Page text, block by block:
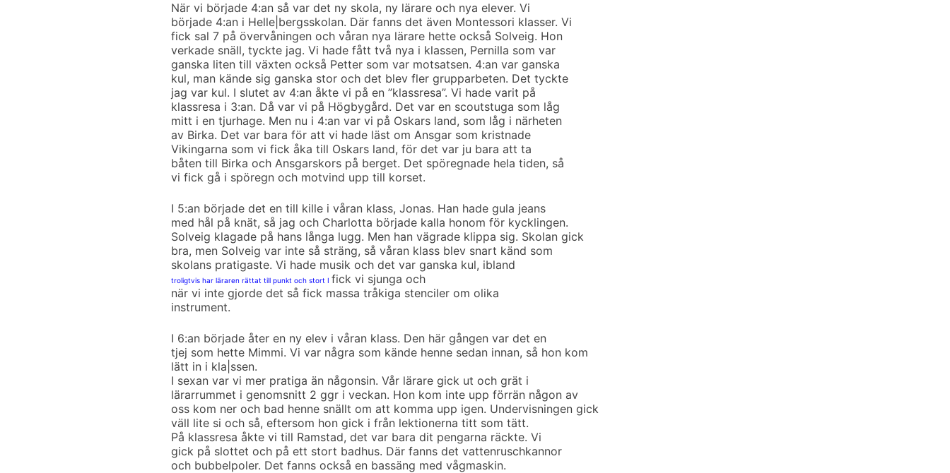
När vi började 4:an så var det ny skola, ny lärare och nya elever. Vi
började 4:an i Helle|bergsskolan. Där fanns det även Montessori klasser. Vi
fick sal 7 på övervåningen och våran nya lärare hette också Solveig. Hon
verkade snäll, tyckte jag. Vi hade fått två nya i klassen, Pernilla som var
ganska liten till växten också Petter som var motsatsen. 4:an var ganska
kul, man kände sig ganska stor och det blev fler grupparbeten. Det tyckte
jag var kul. I slutet av 4:an åkte vi på en ”klassresa”. Vi hade varit på
klassresa i 3:an. Då var vi på Högbygård. Det var en scoutstuga som låg
mitt i en tjurhage. Men nu i 4:an var vi på Oskars land, som låg i närheten
av Birka. Det var bara för att vi hade läst om Ansgar som kristnade
Vikingarna som vi fick åka till Oskars land, för det var ju bara att ta
båten till Birka och Ansgarskors på berget. Det spöregnade hela tiden, så
vi fick gå i spöregn och motvind upp till korset.
I 5:an började det en till kille i våran klass, Jonas. Han hade gula jeans
med hål på knät, så jag och Charlotta började kalla honom för kycklingen.
Solveig klagade på hans långa lugg. Men han vägrade klippa sig. Skolan gick
bra, men Solveig var inte så sträng, så våran klass blev snart känd som
skolans pratigaste. Vi hade musik och det var ganska kul, ibland
troligtvis har läraren rättat till punkt och stort I fick vi sjunga och
när vi inte gjorde det så fick massa tråkiga stenciler om olika
instrument.
I 6:an började åter en ny elev i våran klass. Den här gången var det en
tjej som hette Mimmi. Vi var några som kände henne sedan innan, så hon kom
lätt in i kla|ssen.
I sexan var vi mer pratiga än någonsin. Vår lärare gick ut och grät i
lärarrummet i genomsnitt 2 ggr i veckan. Hon kom inte upp förrän någon av
oss kom ner och bad henne snällt om att komma upp igen. Undervisningen gick
väll lite si och så, eftersom hon gick i från lektionerna titt som tätt.
På klassresa åkte vi till Ramstad, det var bara dit pengarna räckte. Vi
gick på slottet och på ett stort badhus. Där fanns det vattenruschkannor
och bubbelpoler. Det fanns också en bassäng med vågmaskin.